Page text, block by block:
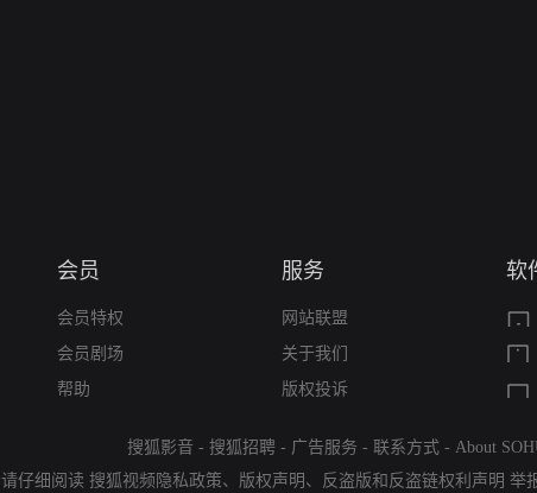
会员
会员特权
会员剧场
帮助
服务
网站联盟
关于我们
版权投诉
软
搜狐影音 - 搜狐招聘 - 广告服务 - 联系方式 - About
请仔细阅读 搜狐视频隐私政策、 版权声明 、 反盗版和反盗链权利声明 举